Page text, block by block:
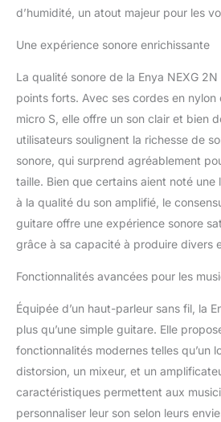
stéréo
ENYA
en nylon
une
tactile. À
du haut-
pouvez
sonores
que
huitième,
tactile
rapide à
fonctions
dans
Enya.
d’humidité, un atout majeur pour les
Une expérience sonore enrichissante
La qualité sonore de la Enya NEXG
points forts. Avec ses cordes en
micro S, elle offre un son clair et bien
utilisateurs soulignent la richesse de
sonore, qui surprend agréablement
taille. Bien que certains aient noté
à la qualité du son amplifié, le
guitare offre une expérience sonore
grâce à sa capacité à produire divers
Fonctionnalités avancées pour les
Équipée d’un haut-parleur sans fil, la
plus qu’une simple guitare. Elle
fonctionnalités modernes telles qu’un
distorsion, un mixeur, et un
caractéristiques permettent aux
personnaliser leur son selon leurs